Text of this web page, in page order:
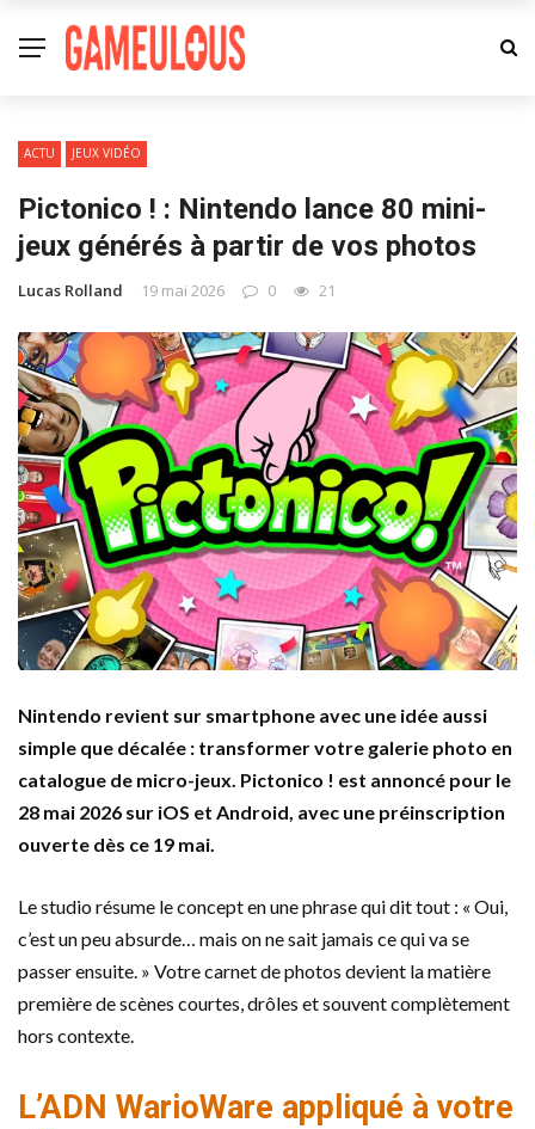
ACTU JEUX VIDÉO
Pictonico ! : Nintendo lance 80 mini-
jeux générés à partir de vos photos
Lucas Rolland 19 mai 2026 0 21
Nintendo revient sur smartphone avec une idée aussi
simple que décalée : transformer votre galerie photo en
catalogue de micro-jeux. Pictonico ! est annoncé pour le
28 mai 2026 sur iOS et Android, avec une préinscription
ouverte dès ce 19 mai.
Le studio résume le concept en une phrase qui dit tout : « Oui,
c’est un peu absurde… mais on ne sait jamais ce qui va se
passer ensuite. » Votre carnet de photos devient la matière
première de scènes courtes, drôles et souvent complètement
hors contexte.
L’ADN WarioWare appliqué à votre